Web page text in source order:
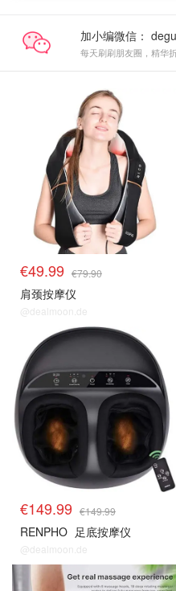
加小编微信：
每天刷刷朋友圈，精华
€49.99 €79.90
肩颈按摩仪
@dealmoon.de
€149.99 €149.99
RENPHO 足底按摩仪
@dealmoon.de